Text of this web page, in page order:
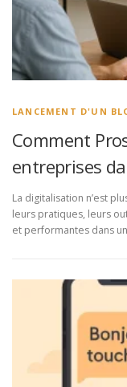
LANCEMENT D'UN
Comment
entreprises
La digitalisation n’est
leurs pratiques, leurs
et performantes dans